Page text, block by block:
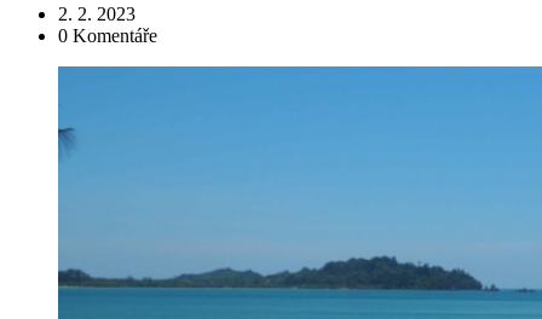
2. 2. 2023
0 Komentáře